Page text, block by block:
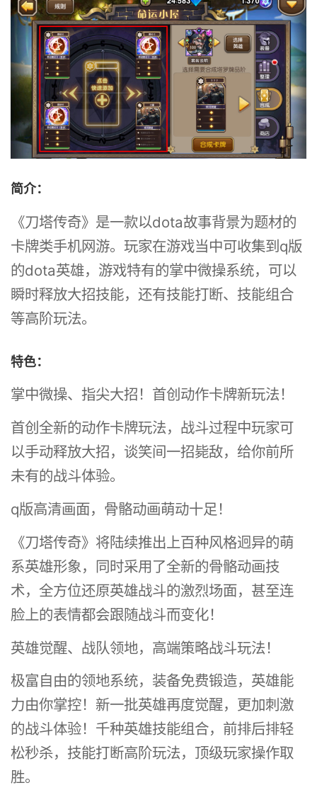
简介：
《刀塔传奇》是一款以dota故事背景为题材的
卡牌类手机网游。玩家在游戏当中可收集到q版
的dota英雄，游戏特有的掌中微操系统，可以
瞬时释放大招技能，还有技能打断、技能组合
等高阶玩法。
特色：
掌中微操、指尖大招！首创动作卡牌新玩法！
首创全新的动作卡牌玩法，战斗过程中玩家可
以手动释放大招，谈笑间一招毙敌，给你前所
未有的战斗体验。
q版高清画面，骨骼动画萌动十足！
《刀塔传奇》将陆续推出上百种风格迥异的萌
系英雄形象，同时采用了全新的骨骼动画技
术，全方位还原英雄战斗的激烈场面，甚至连
脸上的表情都会跟随战斗而变化！
英雄觉醒、战队领地，高端策略战斗玩法！
极富自由的领地系统，装备免费锻造，英雄能
力由你掌控！新一批英雄再度觉醒，更加刺激
的战斗体验！千种英雄技能组合，前排后排轻
松秒杀，技能打断高阶玩法，顶级玩家操作取
胜。